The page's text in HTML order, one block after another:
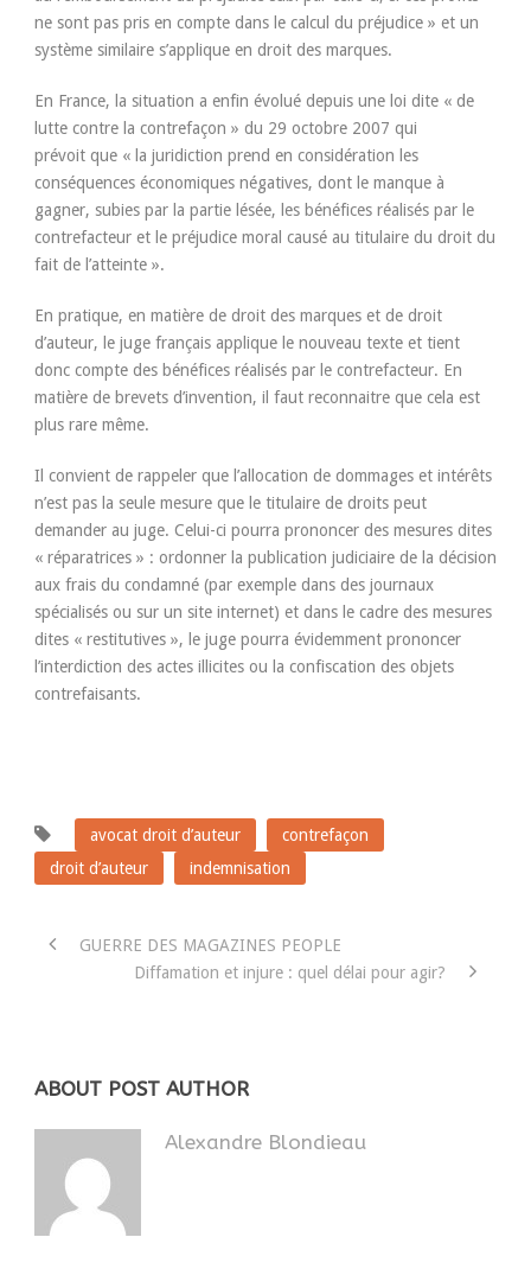
ne sont pas pris en compte dans le calcul du préjudice » et un
système similaire s’applique en droit des marques.
En France, la situation a enfin évolué depuis une loi dite « de
lutte contre la contrefaçon » du 29 octobre 2007 qui
prévoit que « la juridiction prend en considération les
conséquences économiques négatives, dont le manque à
gagner, subies par la partie lésée, les bénéfices réalisés par le
contrefacteur et le préjudice moral causé au titulaire du droit du
fait de l’atteinte ».
En pratique, en matière de droit des marques et de droit
d’auteur, le juge français applique le nouveau texte et tient
donc compte des bénéfices réalisés par le contrefacteur. En
matière de brevets d’invention, il faut reconnaitre que cela est
plus rare même.
Il convient de rappeler que l’allocation de dommages et intérêts
n’est pas la seule mesure que le titulaire de droits peut
demander au juge. Celui-ci pourra prononcer des mesures dites
« réparatrices » : ordonner la publication judiciaire de la décision
aux frais du condamné (par exemple dans des journaux
spécialisés ou sur un site internet) et dans le cadre des mesures
dites « restitutives », le juge pourra évidemment prononcer
l’interdiction des actes illicites ou la confiscation des objets
contrefaisants.
avocat droit d’auteur
contrefaçon
droit d’auteur
indemnisation
GUERRE DES MAGAZINES PEOPLE
Diffamation et injure : quel délai pour agir?
ABOUT POST AUTHOR
Alexandre Blondieau